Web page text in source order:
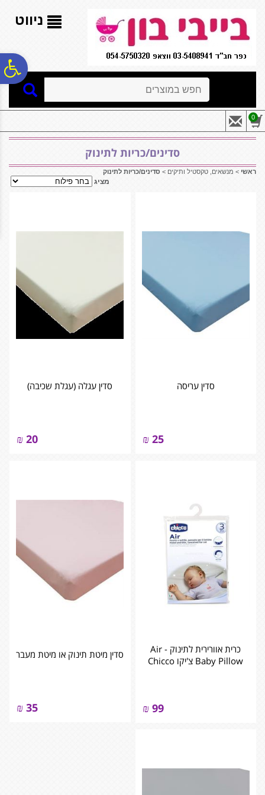
נגישות
אתר
המרכזי
ניווט
0
סדינים/כריות לתינוק
ראשי > מנשאים, טקסטיל ותיקים > סדינים/כריות לתינוק
מציג
סדין עריסה
25
₪
סדין עגלה (עגלת שכיבה)
20
₪
כרית אוורירית לתינוק - Air
Baby Pillow צ'יקו Chicco
99
₪
סדין מיטת תינוק או מיטת מעבר
35
₪